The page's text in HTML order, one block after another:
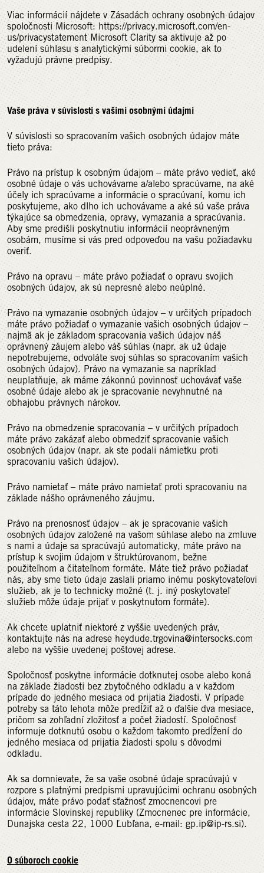
Viac informácií nájdete v Zásadách ochrany osobných údajov
spoločnosti Microsoft: https://privacy.microsoft.com/en-
us/privacystatement Microsoft Clarity sa aktivuje až po
udelení súhlasu s analytickými súbormi cookie, ak to
vyžadujú právne predpisy.
Vaše práva v súvislosti s vašimi osobnými údajmi
V súvislosti so spracovaním vašich osobných údajov máte
tieto práva:
Právo na prístup k osobným údajom – máte právo vedieť, aké
osobné údaje o vás uchovávame a/alebo spracúvame, na aké
účely ich spracúvame a informácie o spracúvaní, komu ich
poskytujeme, ako dlho ich uchovávame a aké sú vaše práva
týkajúce sa obmedzenia, opravy, vymazania a spracúvania.
Aby sme predišli poskytnutiu informácií neoprávneným
osobám, musíme si vás pred odpoveďou na vašu požiadavku
overiť.
Právo na opravu – máte právo požiadať o opravu svojich
osobných údajov, ak sú nepresné alebo neúplné.
Právo na vymazanie osobných údajov – v určitých prípadoch
máte právo požiadať o vymazanie vašich osobných údajov –
najmä ak je základom spracovania vašich údajov náš
oprávnený záujem alebo váš súhlas (napr. ak už údaje
nepotrebujeme, odvoláte svoj súhlas so spracovaním vašich
osobných údajov). Právo na vymazanie sa napríklad
neuplatňuje, ak máme zákonnú povinnosť uchovávať vaše
osobné údaje alebo ak je spracovanie nevyhnutné na
obhajobu právnych nárokov.
Právo na obmedzenie spracovania – v určitých prípadoch
máte právo zakázať alebo obmedziť spracovanie vašich
osobných údajov (napr. ak ste podali námietku proti
spracovaniu vašich údajov).
Právo namietať – máte právo namietať proti spracovaniu na
základe nášho oprávneného záujmu.
Právo na prenosnosť údajov – ak je spracovanie vašich
osobných údajov založené na vašom súhlase alebo na zmluve
s nami a údaje sa spracúvajú automaticky, máte právo na
prístup k svojim údajom v štruktúrovanom, bežne
použiteľnom a čitateľnom formáte. Máte tiež právo požiadať
nás, aby sme tieto údaje zaslali priamo inému poskytovateľovi
služieb, ak je to technicky možné (t. j. iný poskytovateľ
služieb môže údaje prijať v poskytnutom formáte).
Ak chcete uplatniť niektoré z vyššie uvedených práv,
kontaktujte nás na adrese heydude.trgovina@intersocks.com
alebo na vyššie uvedenej poštovej adrese.
Spoločnosť poskytne informácie dotknutej osobe alebo koná
na základe žiadosti bez zbytočného odkladu a v každom
prípade do jedného mesiaca od prijatia žiadosti. V prípade
potreby sa táto lehota môže predĺžiť až o ďalšie dva mesiace,
pričom sa zohľadní zložitosť a počet žiadostí. Spoločnosť
informuje dotknutú osobu o každom takomto predĺžení do
jedného mesiaca od prijatia žiadosti spolu s dôvodmi
odkladu.
Ak sa domnievate, že sa vaše osobné údaje spracúvajú v
rozpore s platnými predpismi upravujúcimi ochranu osobných
údajov, máte právo podať sťažnosť zmocnencovi pre
informácie Slovinskej republiky (Zmocnenec pre informácie,
Dunajska cesta 22, 1000 Ľubľana, e-mail: gp.ip@ip-rs.si).
O súboroch cookie